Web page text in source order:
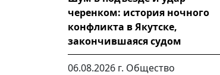
черенком: история ночного
конфликта в Якутске,
закончившаяся судом
06.08.2026 г. Общество